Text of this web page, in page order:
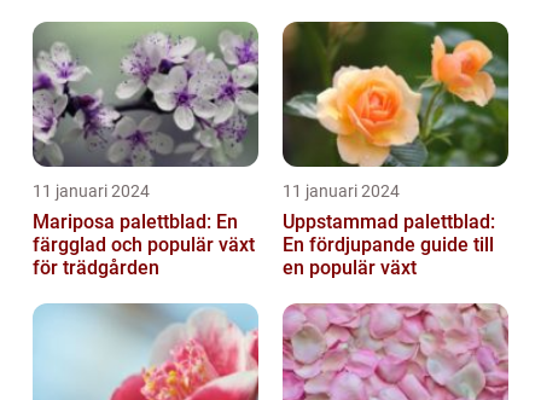
11 januari 2024
Mariposa palettblad: En
färgglad och populär växt
för trädgården
11 januari 2024
Uppstammad palettblad:
En fördjupande guide till
en populär växt